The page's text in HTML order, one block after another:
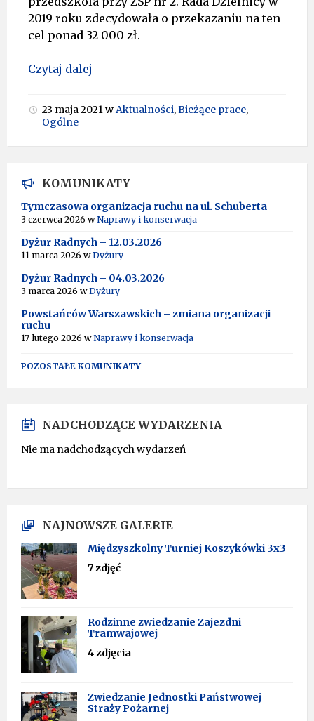
2019 roku zdecydowała o przekazaniu na ten
cel ponad 32 000 zł.
Czytaj dalej
23 maja 2021wAktualności,Bieżące prace,
Ogólne
KOMUNIKATY
Tymczasowa organizacja ruchu na ul. Schuberta
3 czerwca 2026 wNaprawy i konserwacja
Dyżur Radnych – 12.03.2026
11 marca 2026 wDyżury
Dyżur Radnych – 04.03.2026
3 marca 2026 wDyżury
Powstańców Warszawskich – zmiana organizacji
ruchu
17 lutego 2026 wNaprawy i konserwacja
POZOSTAŁE KOMUNIKATY
NADCHODZĄCE WYDARZENIA
Nie ma nadchodzących wydarzeń
NAJNOWSZE GALERIE
Międzyszkolny Turniej Koszykówki 3x3
7 zdjęć
Rodzinne zwiedzanie Zajezdni
Tramwajowej
4 zdjęcia
Zwiedzanie Jednostki Państwowej
Straży Pożarnej